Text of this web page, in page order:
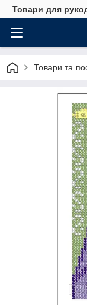
Товари для
Товари та